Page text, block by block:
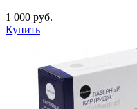
1 000 руб.
Купить